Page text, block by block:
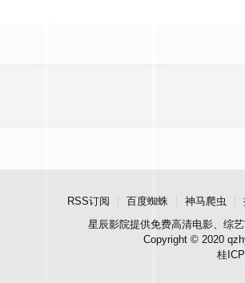
RSS订阅 百度蜘蛛 神马爬虫
星辰影院提供免费高清电影、综
Copyright © 2020
桂